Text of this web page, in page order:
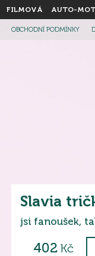
FILMOVÁ AUTO-
OBCHODNÍ PODMÍNKY
Slavia
jsi fanoušek,
402 Kč